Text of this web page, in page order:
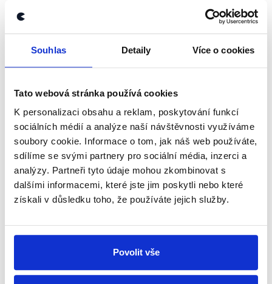
Souhlas Detaily Více o cookies
Tato webová stránka používá cookies
K personalizaci obsahu a reklam, poskytování funkcí
sociálních médií a analýze naší návštěvnosti využíváme
soubory cookie. Informace o tom, jak náš web používáte,
sdílíme se svými partnery pro sociální média, inzerci a
analýzy. Partneři tyto údaje mohou zkombinovat s
dalšími informacemi, které jste jim poskytli nebo které
získali v důsledku toho, že používáte jejich služby.
Povolit vše
a
Petra Pavla generované pomocí AI
příspěvků denně – jen od 8. ledna, kdy vznikla,
nasbíraly její příspěvky miliony zobrazení,
videí
Jak autoři facebookové stránky sami
Pravda bez cenzury
širší sítě podobných profilů.
Závěr
Sdílená fotografie, na které si Petr Pavel podává ruku
s Vladimirem Putinem, je falešná. Vznikla úpravou jiné
důstojníkem. Ve skutečnosti se Petr Pavel s Vladimirem
Putinem nikdy osobně nesetkal, ať už jako představitel
prezident. Upravenou fotografii jsme proto v rámci naší